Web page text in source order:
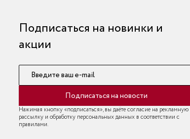
Подписаться на новинки и
акции
Введите ваш e-mail
Подписаться на новости
Нажимая кнопку «подписаться», вы даёте согласие на рекламную
рассылку и обработку персональных данных в соответствии с
правилами.